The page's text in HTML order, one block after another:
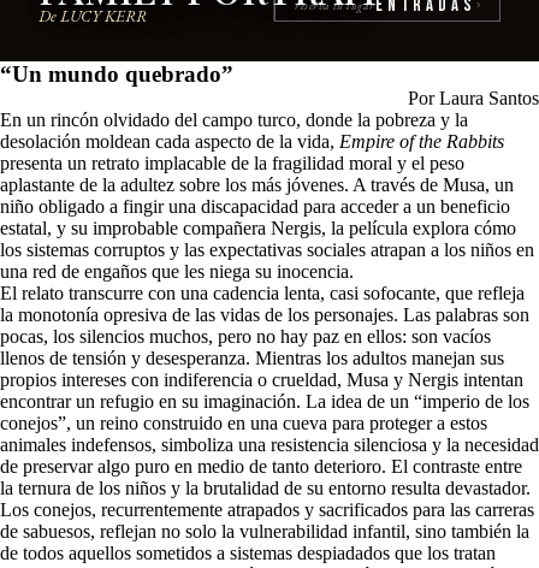
De LUCY KERR
reserva tu lugarEntradas ›
“Un mundo quebrado”
Por Laura Santos
En un rincón olvidado del campo turco, donde la pobreza y la
desolación moldean cada aspecto de la vida, Empire of the Rabbits
presenta un retrato implacable de la fragilidad moral y el peso
aplastante de la adultez sobre los más jóvenes. A través de Musa, un
niño obligado a fingir una discapacidad para acceder a un beneficio
estatal, y su improbable compañera Nergis, la película explora cómo
los sistemas corruptos y las expectativas sociales atrapan a los niños en
una red de engaños que les niega su inocencia.
El relato transcurre con una cadencia lenta, casi sofocante, que refleja
la monotonía opresiva de las vidas de los personajes. Las palabras son
pocas, los silencios muchos, pero no hay paz en ellos: son vacíos
llenos de tensión y desesperanza. Mientras los adultos manejan sus
propios intereses con indiferencia o crueldad, Musa y Nergis intentan
encontrar un refugio en su imaginación. La idea de un “imperio de los
conejos”, un reino construido en una cueva para proteger a estos
animales indefensos, simboliza una resistencia silenciosa y la necesidad
de preservar algo puro en medio de tanto deterioro. El contraste entre
la ternura de los niños y la brutalidad de su entorno resulta devastador.
Los conejos, recurrentemente atrapados y sacrificados para las carreras
de sabuesos, reflejan no solo la vulnerabilidad infantil, sino también la
de todos aquellos sometidos a sistemas despiadados que los tratan